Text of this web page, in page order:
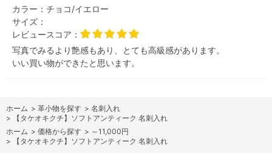
カラー： チョコ/イエロー
サイズ：
レビュースコア：
写真でみるより艶感もあり、とても高級感があります。
いい買い物ができたと思います。
ホーム > 革小物を探す > 名刺入れ
>
【タケオキクチ】ソフトアンティーク 名刺入れ
ホーム > 価格から探す > ～11,000円
>
【タケオキクチ】ソフトアンティーク 名刺入れ